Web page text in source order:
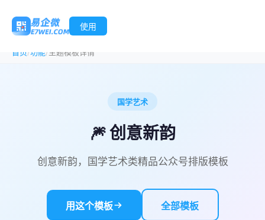
使用
首页/功能/ 主题模板详情
国学艺术
🎆 创意新韵
创意新韵，国学艺术类精品公众号排版模板
用这个模板 全部模板